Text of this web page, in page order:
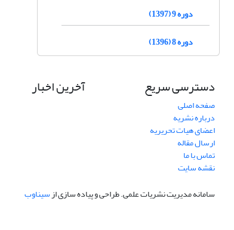
دوره 9 (1397)
دوره 8 (1396)
دسترسی سریع
صفحه اصلی
درباره نشریه
اعضای هیات تحریریه
ارسال مقاله
تماس با ما
نقشه سایت
آخرین اخبار
سامانه مدیریت نشریات علمی.طراحی و پیاده سازی ازسیناوب